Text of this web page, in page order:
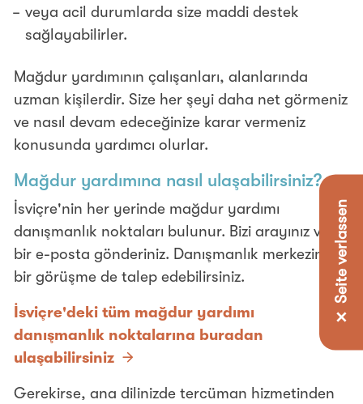
✕ Seite verlassen
veya acil durumlarda size maddi destek
sağlayabilirler.
Mağdur yardımının çalışanları, alanlarında
uzman kişilerdir. Size her şeyi daha net görmeniz
ve nasıl devam edeceğinize karar vermeniz
konusunda yardımcı olurlar.
Mağdur yardımına nasıl ulaşabilirsiniz?
İsviçre'nin her yerinde mağdur yardımı
danışmanlık noktaları bulunur. Bizi arayınız veya
bir e-posta gönderiniz. Danışmanlık merkezinde
bir görüşme de talep edebilirsiniz.
İsviçre'deki tüm mağdur yardımı
danışmanlık noktalarına buradan
ulaşabilirsiniz
Gerekirse, ana dilinizde tercüman hizmetinden